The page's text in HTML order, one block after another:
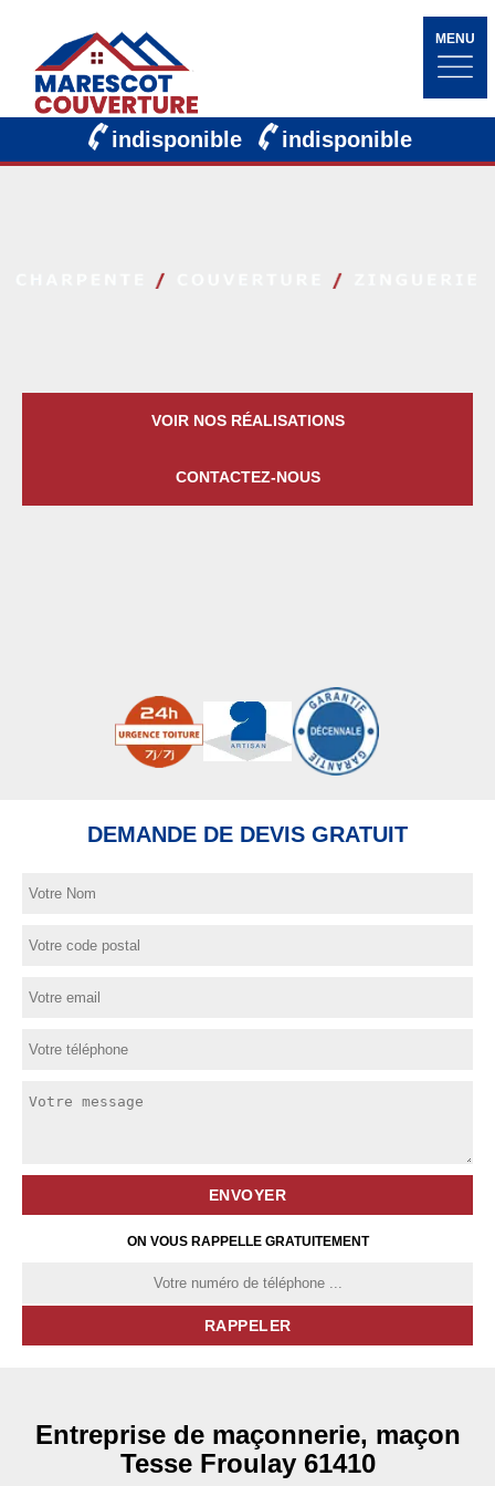
MENU
indisponible indisponible
VOIR NOS RÉALISATIONS
CONTACTEZ-NOUS
DEMANDE DE DEVIS GRATUIT
ON VOUS RAPPELLE GRATUITEMENT
Entreprise de maçonnerie, maçon
Tesse Froulay 61410